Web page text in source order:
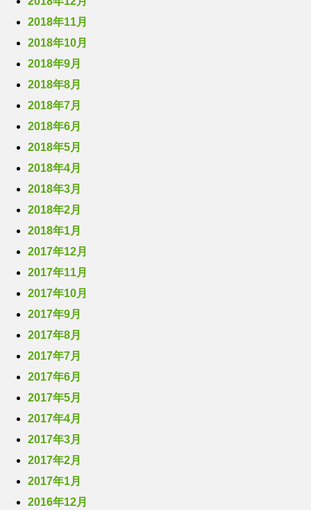
2018年11月
2018年10月
2018年9月
2018年8月
2018年7月
2018年6月
2018年5月
2018年4月
2018年3月
2018年2月
2018年1月
2017年12月
2017年11月
2017年10月
2017年9月
2017年8月
2017年7月
2017年6月
2017年5月
2017年4月
2017年3月
2017年2月
2017年1月
2016年12月